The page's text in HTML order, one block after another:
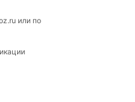
или по